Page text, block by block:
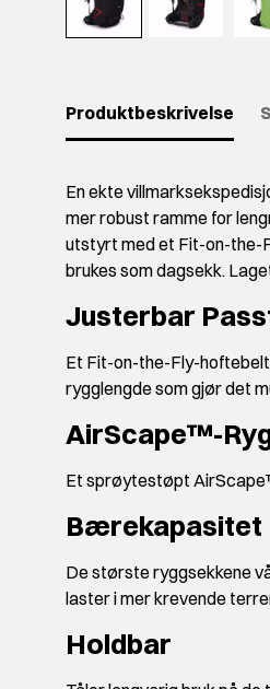
Produktbeskrivelse
En ekte
mer robust ramme for
utstyrt med et Fit-on-the-
brukes som dagsekk.
Justerbar
Et Fit-on-the-Fly-
rygglengde som gjør det
AirScape™-
Et sprøytestøpt
Bærekapasitet
De største ryggsekkene
laster i mer krevende
Holdbar